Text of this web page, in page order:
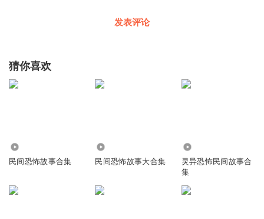
发表评论
猜你喜欢
民间恐怖故事合集 民间恐怖故事大合集
灵异恐怖民间故事合
集